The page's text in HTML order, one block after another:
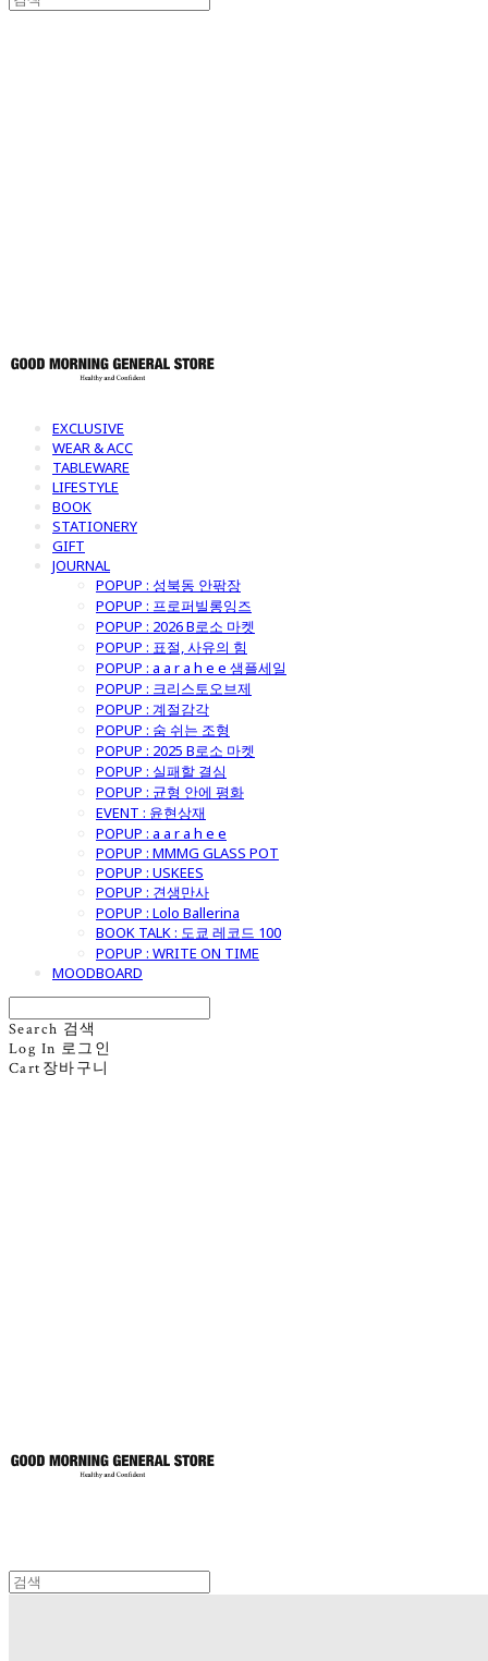
EXCLUSIVE
WEAR & ACC
TABLEWARE
LIFESTYLE
BOOK
STATIONERY
GIFT
JOURNAL
POPUP : 성북동 안팎장
POPUP : 프로퍼빌롱잉즈
POPUP : 2026 B로소 마켓
POPUP : 표절, 사유의 힘
POPUP : a a r a h e e 샘플세일
POPUP : 크리스토오브제
POPUP : 계절감각
POPUP : 숨 쉬는 조형
POPUP : 2025 B로소 마켓
POPUP : 실패할 결심
POPUP : 균형 안에 평화
EVENT : 윤현상재
POPUP : a a r a h e e
POPUP : MMMG GLASS POT
POPUP : USKEES
POPUP : 견생만사
POPUP : Lolo Ballerina
BOOK TALK : 도쿄 레코드 100
POPUP : WRITE ON TIME
MOODBOARD
Search 검색
Log In 로그인
Cart 장바구니